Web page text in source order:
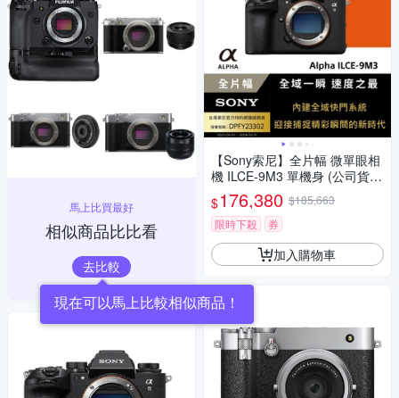
馬上比買最好
相似商品比比看
去比較
【Sony索尼】全片幅 微單眼相
機 ILCE-9M3 單機身 (公司貨
保固18+6個月)
$176,380 $185,663
限時下殺
券
加入購物車